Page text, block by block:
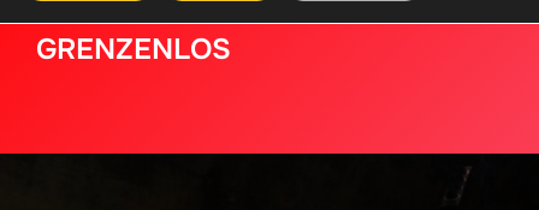
GRENZENLOS